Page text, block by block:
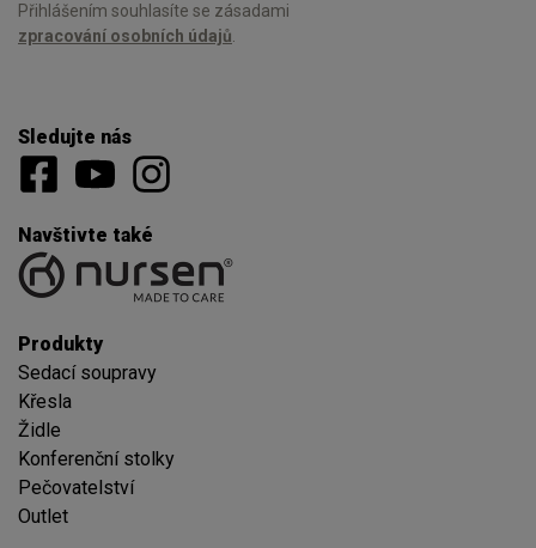
Přihlášením souhlasíte se zásadami
zpracování osobních údajů.
Sledujte nás
Navštivte také
Produkty
Sedací soupravy
Křesla
Židle
Konferenční stolky
Pečovatelství
Outlet